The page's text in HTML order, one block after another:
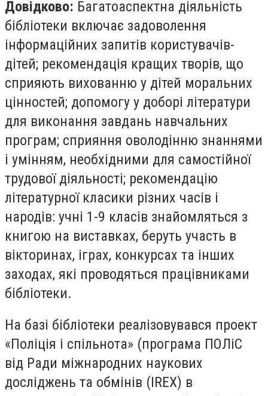
Довідково: Багатоаспектна діяльність
бібліотеки включає задоволення
інформаційних запитів користувачів-
дітей; рекомендація кращих творів, що
сприяють вихованню у дітей моральних
цінностей; допомогу у доборі літератури
для виконання завдань навчальних
програм; сприяння оволодінню знаннями
і умінням, необхідними для самостійної
трудової діяльності; рекомендацію
літературної класики різних часів і
народів: учні 1-9 класів знайомляться з
книгою на виставках, беруть участь в
вікторинах, іграх, конкурсах та інших
заходах, які проводяться працівниками
бібліотеки.
На базі бібліотеки реалізовувався проект
«Поліція і спільнота» (програма ПОЛіС
від Ради міжнародних наукових
досліджень та обмінів (IREX) в